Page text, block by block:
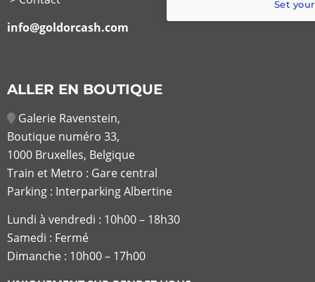
info@goldorcash.com
ALLER EN BOUTIQUE
Galerie Ravenstein,
Boutique numéro 33,
1000 Bruxelles, Belgique
Train et Metro : Gare central
Parking : Interparking Albertine
Lundi à vendredi : 10h00 – 18h30
Samedi : Fermé
Dimanche : 10h00 – 17h00
Set